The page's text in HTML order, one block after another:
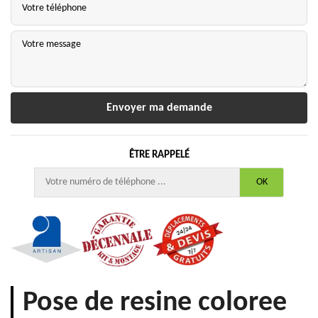
ÊTRE RAPPELÉ
Pose de resine coloree